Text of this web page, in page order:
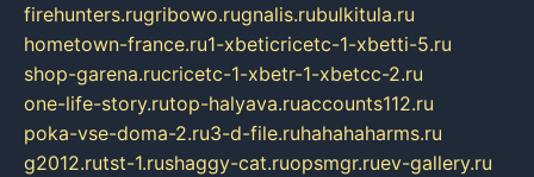
firehunters.rugribowo.rugnalis.rubulkitula.ru
hometown-france.ru1-xbeticricetc-1-xbetti-5.ru
shop-garena.rucricetc-1-xbetr-1-xbetcc-2.ru
one-life-story.rutop-halyava.ruaccounts112.ru
poka-vse-doma-2.ru3-d-file.ruhahahaharms.ru
g2012.rutst-1.rushaggy-cat.ruopsmgr.ruev-gallery.ru